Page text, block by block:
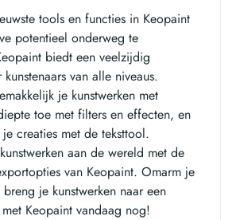
tools en functies in Keopaint
potentieel onderweg te
biedt een veelzijdig
van alle niveaus.
je kunstwerken met
toe met filters en effecten, en
creaties met de teksttool.
aan de wereld met de
van Keopaint. Omarm je
je kunstwerken naar een
Keopaint vandaag nog!